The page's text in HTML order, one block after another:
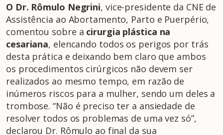
O Dr. Rômulo Negrini, vice-presidente da CNE de
Assistência ao Abortamento, Parto e Puerpério,
comentou sobre a cirurgia plástica na
cesariana, elencando todos os perigos por trás
desta prática e deixando bem claro que ambos
os procedimentos cirúrgicos não devem ser
realizados ao mesmo tempo, em razão de
inúmeros riscos para a mulher, sendo um deles a
trombose. “Não é preciso ter a ansiedade de
resolver todos os problemas de uma vez só”,
declarou Dr. Rômulo ao final da sua